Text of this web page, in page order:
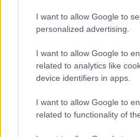
I want to allow Google to
personalized advertising.
I want to allow Google to
related to analytics like
device identifiers in apps.
I want to allow Google to
related to functionality of
kiérdemeltnek” – mondta
Barcelonában.
A csapat munkáját
szerinte a bokszban
legtöbbet az
igazán, akik a garázsban